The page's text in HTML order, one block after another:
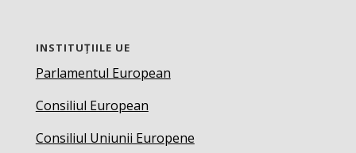
INSTITUȚIILE UE
Parlamentul European
Consiliul European
Consiliul Uniunii Europene